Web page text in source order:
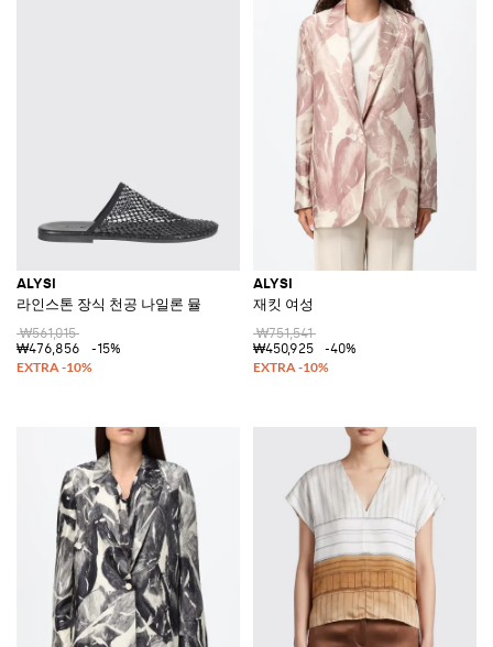
ALYSI
라인스톤 장식 천공 나일론 뮬
₩561,015
₩476,856
-15%
ALYSI
재킷 여성
₩751,541
₩450,925
-40%